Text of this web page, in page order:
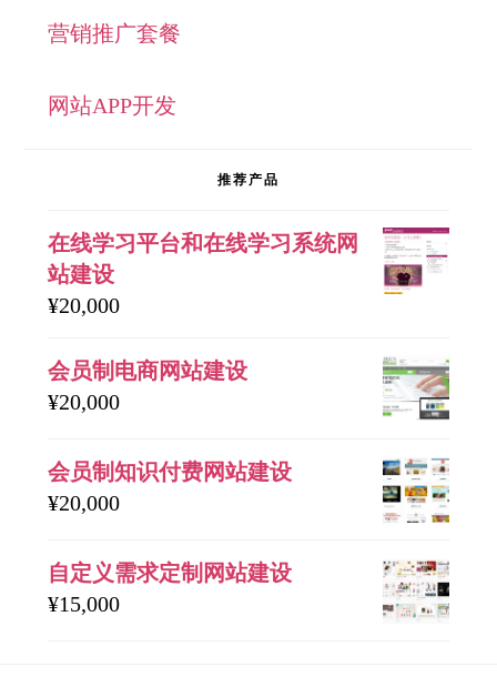
营销推广套餐
网站APP开发
推荐产品
在线学习平台和在线学习系统网
站建设
¥20,000
会员制电商网站建设
¥20,000
会员制知识付费网站建设
¥20,000
自定义需求定制网站建设
¥15,000